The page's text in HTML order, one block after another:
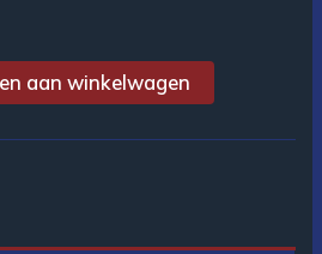
aan winkelwagen